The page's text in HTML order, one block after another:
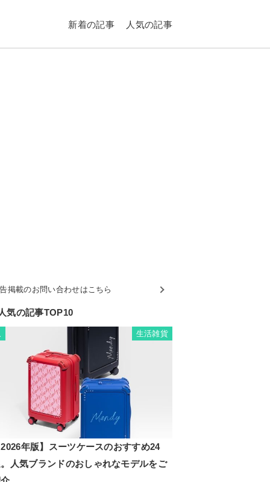
新着の記事 人気の記事
掲載のお問い合わせはこちら
気の記事TOP10
生活雑貨
年版】スーツケースのおすすめ24
人気ブランドのおしゃれなモデルをご